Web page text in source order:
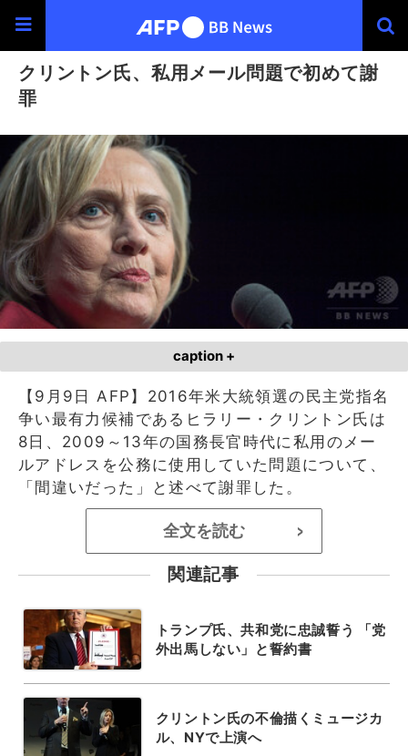
クリントン氏、私用メール問題で初めて謝
罪
caption +
【9月9日 AFP】2016年米大統領選の民主党指名
争い最有力候補であるヒラリー・クリントン氏は
8日、2009～13年の国務長官時代に私用のメー
ルアドレスを公務に使用していた問題について、
「間違いだった」と述べて謝罪した。
全文を読む >
関連記事
トランプ氏、共和党に忠誠誓う 「党
外出馬しない」と誓約書
クリントン氏の不倫描くミュージカ
ル、NYで上演へ